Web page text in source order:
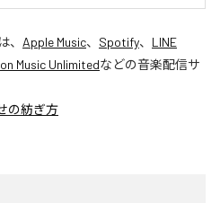
、 Apple Music、 Spotify、 LINE
Music Unlimitedなどの音楽配信サ
の紡ぎ方